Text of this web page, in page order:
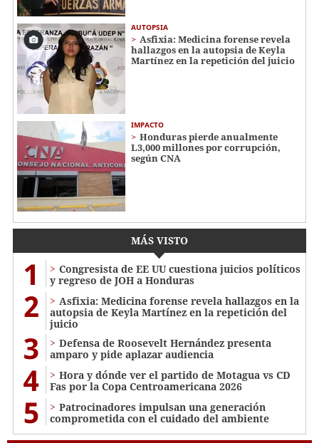
AUTOPSIA
Asfixia: Medicina forense revela
hallazgos en la autopsia de Keyla
Martínez en la repetición del juicio
IMPACTO
Honduras pierde anualmente
L3,000 millones por corrupción,
según CNA
MÁS VISTO
1
Congresista de EE UU cuestiona juicios políticos
y regreso de JOH a Honduras
2
Asfixia: Medicina forense revela hallazgos en la
autopsia de Keyla Martínez en la repetición del
juicio
3
Defensa de Roosevelt Hernández presenta
amparo y pide aplazar audiencia
4
Hora y dónde ver el partido de Motagua vs CD
Fas por la Copa Centroamericana 2026
5
Patrocinadores impulsan una generación
comprometida con el cuidado del ambiente